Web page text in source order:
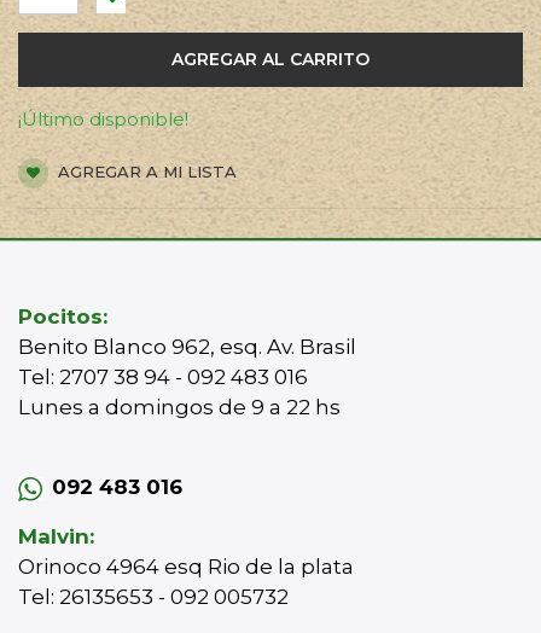
AGREGAR AL CARRITO
¡Último disponible!
AGREGAR A MI LISTA
Pocitos:
Benito Blanco 962, esq. Av. Brasil
Tel: 2707 38 94 - 092 483 016
Lunes a domingos de 9 a 22 hs
092 483 016
Malvin:
Orinoco 4964 esq Rio de la plata
Tel: 26135653 - 092 005732